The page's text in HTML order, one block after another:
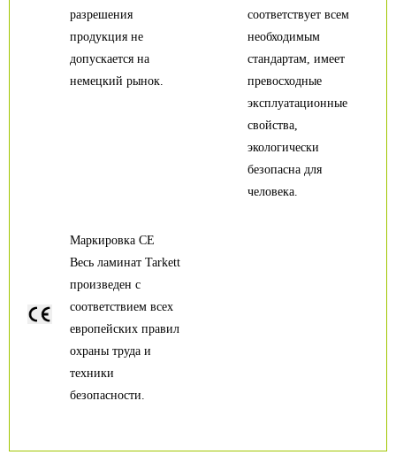
соответствует всем
необходимым
стандартам, имеет
превосходные
эксплуатационные
свойства,
экологически
безопасна для
человека.
разрешения
продукция не
допускается на
немецкий рынок.
Маркировка CE
Весь ламинат Tarkett
произведен с
соответствием всех
европейских правил
охраны труда и
техники
безопасности.